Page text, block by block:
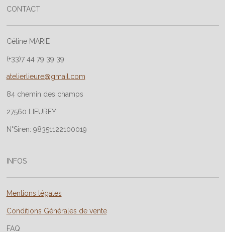
CONTACT
Céline MARIE
(+33)7 44 79 39 39
atelierlieure@gmail.com
84 chemin des champs
27560 LIEUREY
N°Siren: 98351122100019
INFOS
Mentions légales
Conditions Générales de vente
FAQ